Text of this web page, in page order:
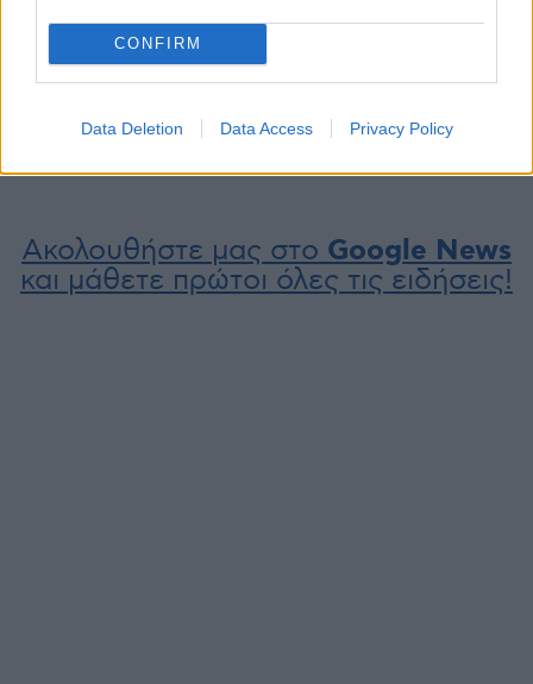
CONFIRM
Data Deletion Data Access Privacy Policy
καλούν στις
συγκεντρώσεις της
Εργατικής Πρωτομαγιάς
σε "Προσεχείς
Ακολουθήστε μας στο Google News
και μάθετε πρώτοι όλες τις ειδήσεις!